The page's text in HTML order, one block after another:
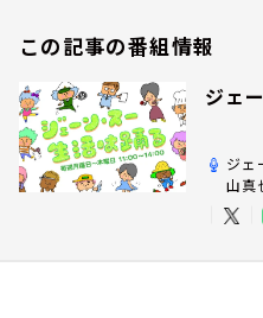
この記事の番組情報
ジェ
ジェ
山真